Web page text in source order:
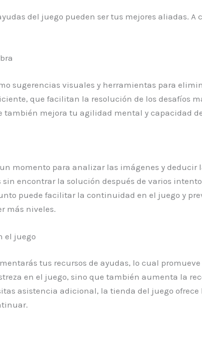
del juego pueden ser tus mejores aliadas.
sugerencias visuales y herramientas para
que facilitan la resolución de los desafíos
también mejora tu agilidad mental y capacidad
momento para analizar las imágenes y deducir
encontrar la solución después de varios
puede facilitar la continuidad en el juego y
más niveles.
el juego
tus recursos de ayudas, lo cual
en el juego, sino que también aumenta la
asistencia adicional, la tienda del juego